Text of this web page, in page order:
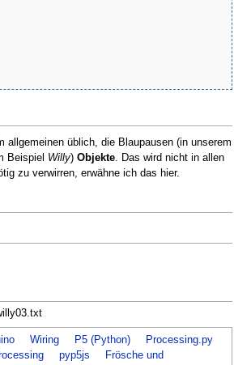
allgemeinen üblich, die Blaupausen (in unserem
Beispiel Willy) Objekte. Das wird nicht in allen
zu verwirren, erwähne ich das hier.
Wiring P5 (Python)
Processing.py
pyp5js
Frösche und